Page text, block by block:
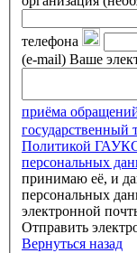
телефона
(e-mail) Ваше
приёма
государственный
Политикой
персональных
принимаю её, и
персональных
электронной
Отправить
Вернуться назад